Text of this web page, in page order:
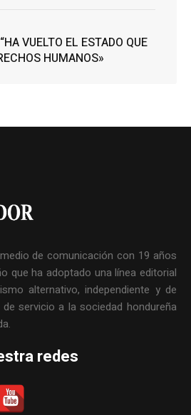
VUELTO EL ESTADO QUE
HUMANOS»
de comunicación con 19 años
que ha adoptado una línea editorial
alternativo, independiente y de
servicio a la sociedad hondureña
redes